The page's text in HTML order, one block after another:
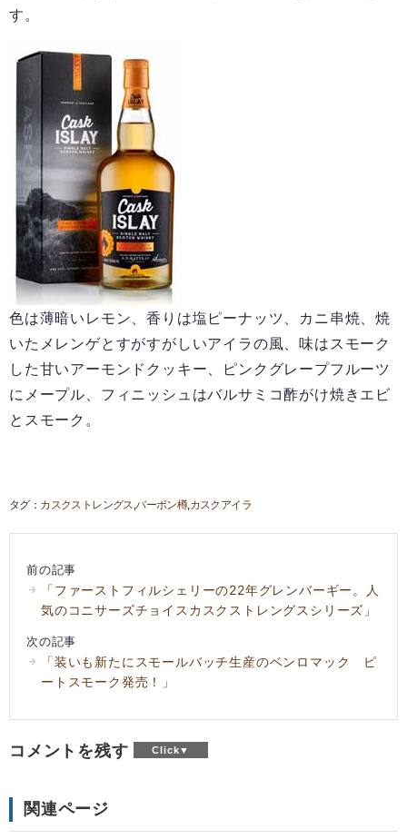
す。
色は薄暗いレモン、香りは塩ピーナッツ、カニ串焼、焼
いたメレンゲとすがすがしいアイラの風、味はスモーク
した甘いアーモンドクッキー、ピンクグレープフルーツ
にメープル、フィニッシュはバルサミコ酢がけ焼きエビ
とスモーク。
カスクストレングス バーボン樽カスクアイラ
前の記事
「ファーストフィルシェリーの22年グレンバーギー。人
気のコニサーズチョイスカスクストレングスシリーズ」
次の記事
「装いも新たにスモールバッチ生産のベンロマック ピ
ートスモーク発売！」
コメントを残す
関連ページ